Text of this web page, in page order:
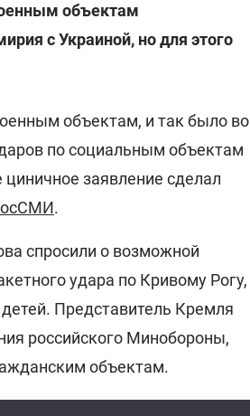
объектам
с Украиной, но для этого
объектам, и так было во
по социальным объектам
циничное заявление сделал
.
спросили о возможной
удара по Кривому Рогу,
Представитель Кремля
российского Минобороны,
объектам.